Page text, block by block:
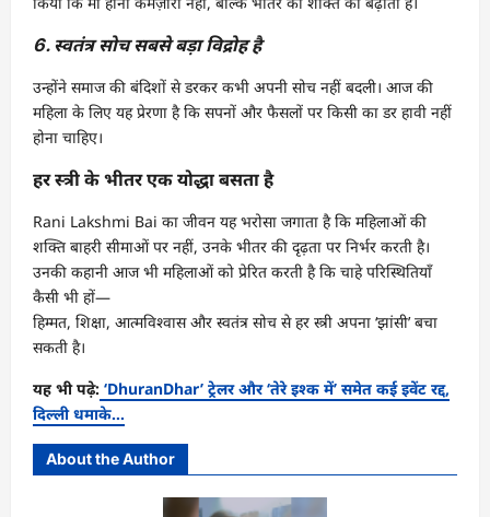
6. स्वतंत्र सोच सबसे बड़ा विद्रोह है
उन्होंने समाज की बंदिशों से डरकर कभी अपनी सोच नहीं बदली। आज की
महिला के लिए यह प्रेरणा है कि सपनों और फैसलों पर किसी का डर हावी नहीं
होना चाहिए।
हर स्त्री के भीतर एक योद्धा बसता है
Rani Lakshmi Bai का जीवन यह भरोसा जगाता है कि महिलाओं की
शक्ति बाहरी सीमाओं पर नहीं, उनके भीतर की दृढ़ता पर निर्भर करती है।
उनकी कहानी आज भी महिलाओं को प्रेरित करती है कि चाहे परिस्थितियाँ
कैसी भी हों—
हिम्मत, शिक्षा, आत्मविश्वास और स्वतंत्र सोच से हर स्त्री अपना ‘झांसी’ बचा
सकती है।
यह भी पढ़े: ‘DhuranDhar’ ट्रेलर और ‘तेरे इश्क में’ समेत कई इवेंट रद्द,
दिल्ली धमाके…
About the Author